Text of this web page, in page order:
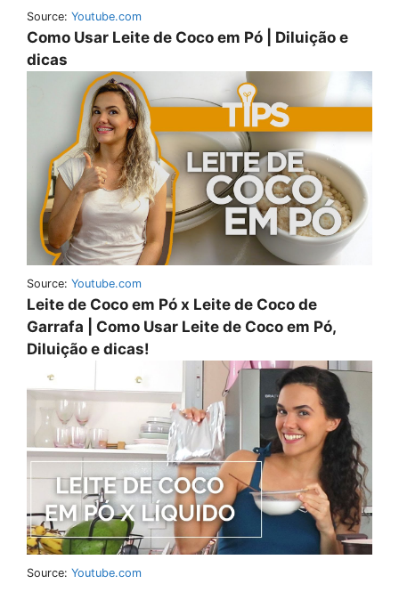
Source: Youtube.com
Como Usar Leite de Coco em Pó | Diluição e
dicas
Source: Youtube.com
Leite de Coco em Pó x Leite de Coco de
Garrafa | Como Usar Leite de Coco em Pó,
Diluição e dicas!
Source: Youtube.com